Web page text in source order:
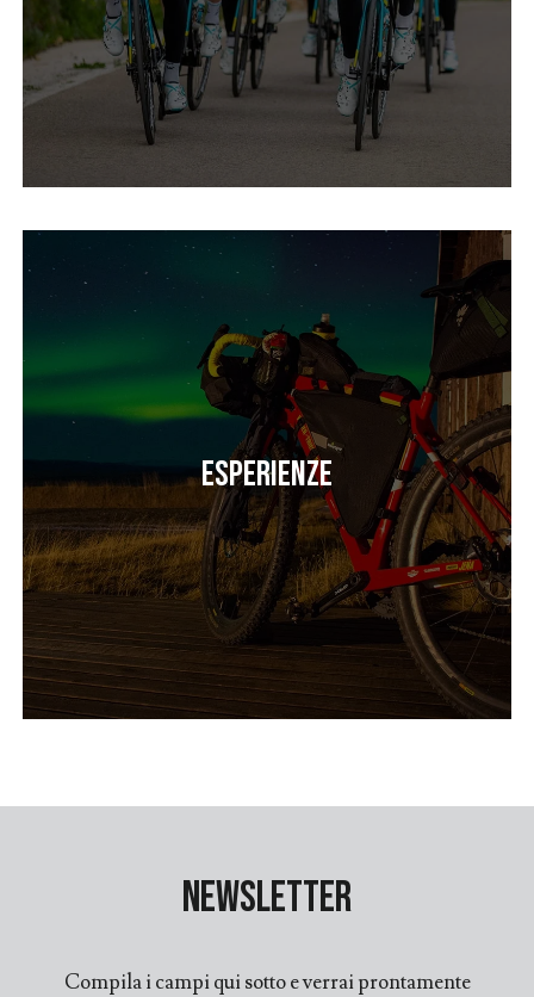
Esperienze
Newsletter
Compila i campi qui sotto e verrai prontamente